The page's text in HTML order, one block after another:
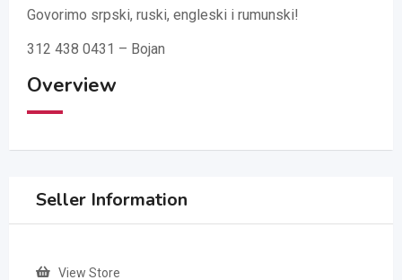
Govorimo srpski, ruski, engleski i rumunski!
312 438 0431 – Bojan
Overview
Seller Information
View Store